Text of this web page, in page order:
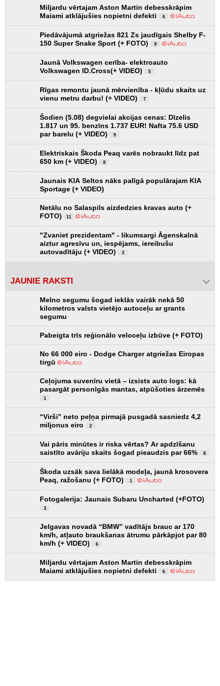
Miljardu vērtajam Aston Martin debesskrāpim
Maiami atklājušies nopietni defekti
6
Piedāvājumā atgriežas 821 Zs jaudīgais Shelby F-
150 Super Snake Sport (+ FOTO)
9
Jaunā Volkswagen cerība- elektroauto
Volkswagen ID.Cross(+ VIDEO)
5
Rīgas remontu jaunā mērvienība - kļūdu skaits uz
vienu metru darbu! (+ VIDEO)
7
Šodien (5.08) degvielai akcijas cenas: Dīzelis
1.817 un 95. benzīns 1.737 EUR! Nafta 75.6 USD
par barelu (+ VIDEO)
9
Elektriskais Škoda Peaq varēs nobraukt līdz pat
650 km (+ VIDEO)
8
Jaunais KIA Seltos nāks palīgā populārajam KIA
Sportage (+ VIDEO)
Netālu no Salaspils aizdedzies kravas auto (+
FOTO)
11
"Zvaniet prezidentam" - likumsargi Āgenskalnā
aiztur agresīvu un, iespējams, iereibušu
autovadītāju (+ VIDEO)
3
JAUNIE RAKSTI
Melno segumu šogad ieklās vairāk nekā 50
kilometros valsts vietējo autoceļu ar grants
segumu
Pabeigta trīs reģionālo veloceļu izbūve (+ FOTO)
No 66 000 eiro - Dodge Charger atgriežas Eiropas
tirgū
Ceļojuma suvenīru vietā – izsists auto logs: kā
pasargāt personīgās mantas, atpūšoties ārzemēs
1
“Virši” neto peļņa pirmajā pusgadā sasniedz 4,2
miljonus eiro
2
Vai pāris minūtes ir riska vērtas? Ar apdzīšanu
saistīto avāriju skaits šogad pieaudzis par 66%
8
Škoda uzsāk sava lielākā modeļa, jaunā krosovera
Peaq, ražošanu (+ FOTO)
1
Fotogalerija: Jaunais Subaru Uncharted (+FOTO)
3
Jelgavas novadā “BMW” vadītājs brauc ar 170
km/h, atļauto braukšanas ātrumu pārkāpjot par 80
km/h (+ VIDEO)
6
Miljardu vērtajam Aston Martin debesskrāpim
Maiami atklājušies nopietni defekti
6